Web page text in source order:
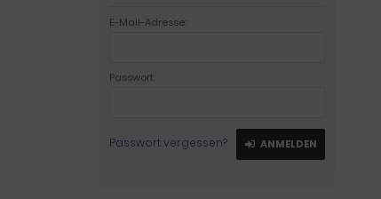
E-Mail-Adresse:
Passwort:
Passwort vergessen? ANMELDEN